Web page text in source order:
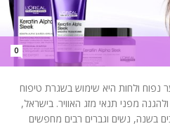
0
נפוח ולחות היא שימוש בשגרת טיפוח
מפני תנאי מזג האוויר. בישראל,
בשנה, נשים וגברים רבים מחפשים